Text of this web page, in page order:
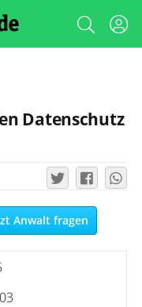
Datenschutz
Anwalt fragen